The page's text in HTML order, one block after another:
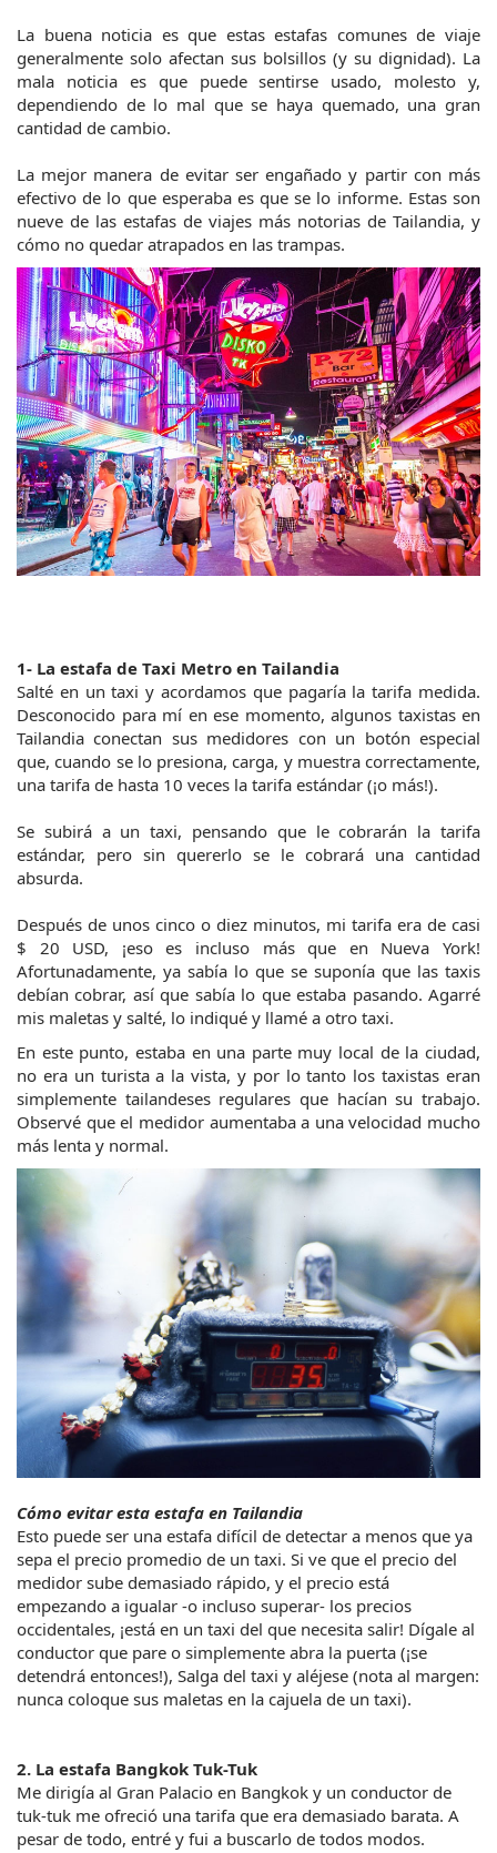
La buena noticia es que estas estafas comunes de viaje
generalmente solo afectan sus bolsillos (y su dignidad). La
mala noticia es que puede sentirse usado, molesto y,
dependiendo de lo mal que se haya quemado, una gran
cantidad de cambio.
La mejor manera de evitar ser engañado y partir con más
efectivo de lo que esperaba es que se lo informe. Estas son
nueve de las estafas de viajes más notorias de Tailandia, y
cómo no quedar atrapados en las trampas.
1- La estafa de Taxi Metro en Tailandia
Salté en un taxi y acordamos que pagaría la tarifa medida.
Desconocido para mí en ese momento, algunos taxistas en
Tailandia conectan sus medidores con un botón especial
que, cuando se lo presiona, carga, y muestra correctamente,
una tarifa de hasta 10 veces la tarifa estándar (¡o más!).
Se subirá a un taxi, pensando que le cobrarán la tarifa
estándar, pero sin quererlo se le cobrará una cantidad
absurda.
Después de unos cinco o diez minutos, mi tarifa era de casi
$ 20 USD, ¡eso es incluso más que en Nueva York!
Afortunadamente, ya sabía lo que se suponía que las taxis
debían cobrar, así que sabía lo que estaba pasando. Agarré
mis maletas y salté, lo indiqué y llamé a otro taxi.
En este punto, estaba en una parte muy local de la ciudad,
no era un turista a la vista, y por lo tanto los taxistas eran
simplemente tailandeses regulares que hacían su trabajo.
Observé que el medidor aumentaba a una velocidad mucho
más lenta y normal.
Cómo evitar esta estafa en Tailandia
Esto puede ser una estafa difícil de detectar a menos que ya
sepa el precio promedio de un taxi. Si ve que el precio del
medidor sube demasiado rápido, y el precio está
empezando a igualar -o incluso superar- los precios
occidentales, ¡está en un taxi del que necesita salir! Dígale al
conductor que pare o simplemente abra la puerta (¡se
detendrá entonces!), Salga del taxi y aléjese (nota al margen:
nunca coloque sus maletas en la cajuela de un taxi).
2. La estafa Bangkok Tuk-Tuk
Me dirigía al Gran Palacio en Bangkok y un conductor de
tuk-tuk me ofreció una tarifa que era demasiado barata. A
pesar de todo, entré y fui a buscarlo de todos modos.